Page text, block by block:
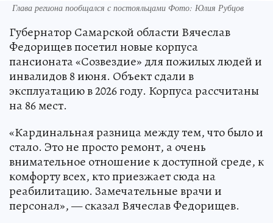
Глава региона пообщался с постояльцами Фото: Юлия Рубцов
Губернатор Самарской области Вячеслав
Федорищев посетил новые корпуса
пансионата «Созвездие» для пожилых людей и
инвалидов 8 июня. Объект сдали в
эксплуатацию в 2026 году. Корпуса рассчитаны
на 86 мест.
«Кардинальная разница между тем, что было и
стало. Это не просто ремонт, а очень
внимательное отношение к доступной среде, к
комфорту всех, кто приезжает сюда на
реабилитацию. Замечательные врачи и
персонал», — сказал Вячеслав Федорищев.